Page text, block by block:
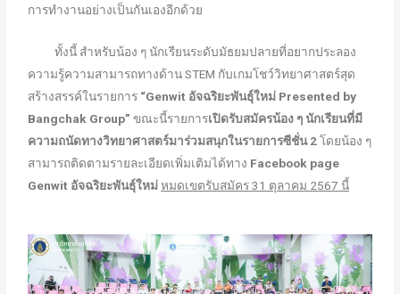
การทำงานอย่างเป็นกันเองอีกด้วย
ทั้งนี้ สำหรับน้อง ๆ นักเรียนระดับมัธยมปลายที่อยากประลอง
ความรู้ความสามารถทางด้าน STEM กับเกมโชว์วิทยาศาสตร์สุด
สร้างสรรค์ในรายการ “Genwit อัจฉริยะพันธุ์ใหม่ Presented by
Bangchak Group” ขณะนี้รายการเปิดรับสมัครน้อง ๆ นักเรียนที่มี
ความถนัดทางวิทยาศาสตร์มาร่วมสนุกในรายการซีชั่น 2โดยน้อง ๆ
สามารถติดตามรายละเอียดเพิ่มเติมได้ทาง Facebook page
Genwit อัจฉริยะพันธุ์ใหม่หมดเขตรับสมัคร 31 ตุลาคม 2567 นี้